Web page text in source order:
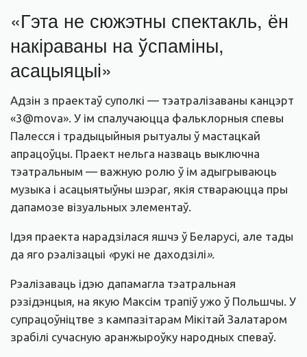
«Гэта не сюжэтны спектакль, ён
накіраваны на ўспаміны,
асацыяцыі»
Адзін з праектаў суполкі — тэатралізаваны канцэрт
«3@mova». У ім спалучаюцца фальклорныя спевы
Палесся і традыцыйныя рытуалы ў мастацкай
апрацоўцы. Праект нельга назваць выключна
тэатральным — важную ролю ў ім адыгрываюць
музыка і асацыятыўны шэраг, якія ствараюцца пры
дапамозе візуальных элементаў.
Ідэя праекта нарадзілася яшчэ ў Беларусі, але тады
да яго рэалізацыі «рукі не даходзілі».
Рэалізаваць ідэю дапамагла тэатральная
рэзідэнцыя, на якую Максім трапіў ужо ў Польшчы. У
супрацоўніцтве з кампазітарам Мікітай Залатаром
зрабілі сучасную аранжыроўку народных спеваў.